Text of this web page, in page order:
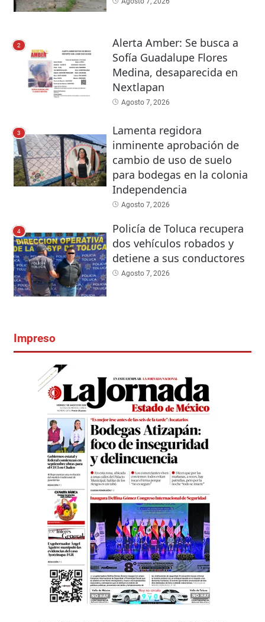
2
Alerta Amber: Se busca a
Sofía Guadalupe Flores
Medina, desaparecida en
Nextlapan
Agosto 7, 2026
3
Lamenta regidora
inminente aprobación de
cambio de uso de suelo
para bodegas en la colonia
Independencia
Agosto 7, 2026
4
Policía de Toluca recupera
dos vehículos robados y
detiene a sus conductores
Agosto 7, 2026
Impreso